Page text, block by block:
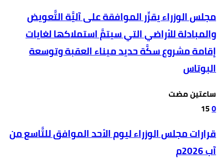
مجلس الوزراء يقرِّر الموافقة على آليَّة التَّعويض
والمبادلة للأراضي التي سيتمَّ استملاكها لغايات
إقامة مشروع سكَّة حديد ميناء العقبة وتوسعة
البوتاس
‫‫‫‏‫ساعتين مضت‬
0
15
قرارات مجلس الوزراء ليوم الأحد الموافق للتَّاسع من
آب 2026م